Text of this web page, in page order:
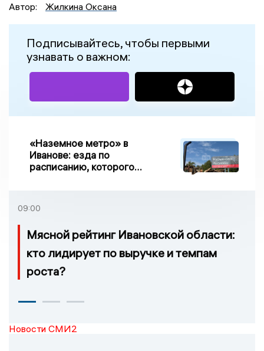
Автор:
Жилкина Оксана
Подписывайтесь, чтобы первыми
узнавать о важном:
«Наземное метро» в
Иванове: езда по
расписанию, которого
09:00
Мясной рейтинг Ивановской области:
кто лидирует по выручке и темпам
роста?
Новости СМИ2